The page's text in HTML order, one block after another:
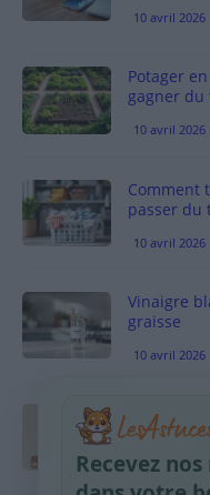
10 avril 2026
Potager
gagner du
10 avril 2026
Comment
passer du
10 avril 2026
Vinaigre
graisse
10 avril 2026
Taches
habitudes
9 avril 2026
Recevez